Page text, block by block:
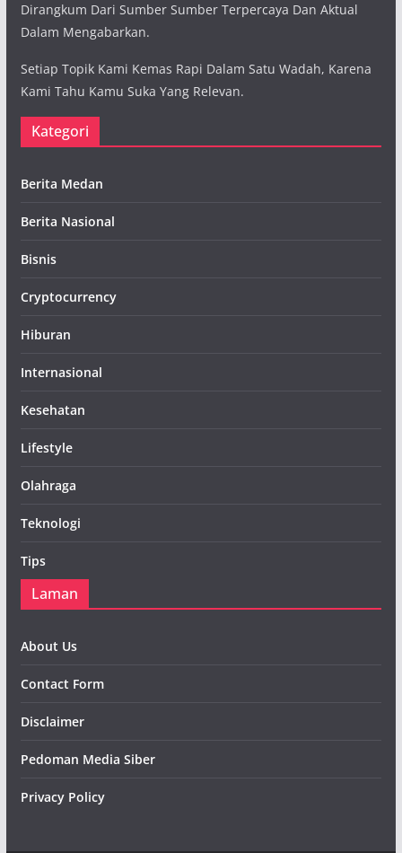
Dirangkum Dari Sumber Sumber Terpercaya Dan Aktual
Dalam Mengabarkan.
Setiap Topik Kami Kemas Rapi Dalam Satu Wadah, Karena
Kami Tahu Kamu Suka Yang Relevan.
Kategori
Berita Medan
Berita Nasional
Bisnis
Cryptocurrency
Hiburan
Internasional
Kesehatan
Lifestyle
Olahraga
Teknologi
Tips
Laman
About Us
Contact Form
Disclaimer
Pedoman Media Siber
Privacy Policy